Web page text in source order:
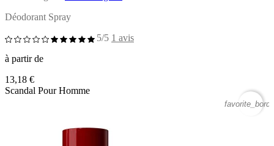
Déodorant Spray
5/5 1 avis
à partir de
13,18 €
Scandal Pour Homme